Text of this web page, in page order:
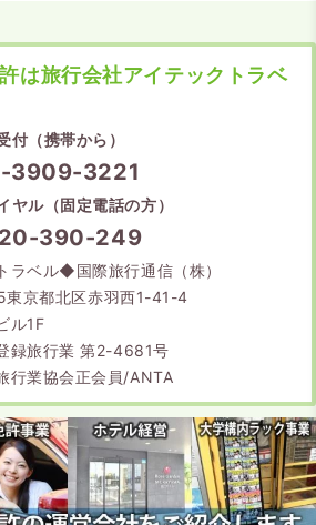
は旅行会社アイテックトラベ
付（携帯から）
3909-3221
ヤル（固定電話の方）
390-249
ラベル◆国際旅行通信（株）
京都北区赤羽西1-41-4
ル1F
録旅行業 第2-4681号
行業協会正会員/ANTA